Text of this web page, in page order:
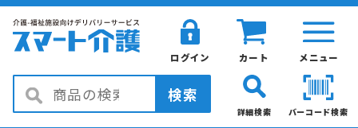
メニュー
カート
ログイン
検索
バーコード検索
詳細検索